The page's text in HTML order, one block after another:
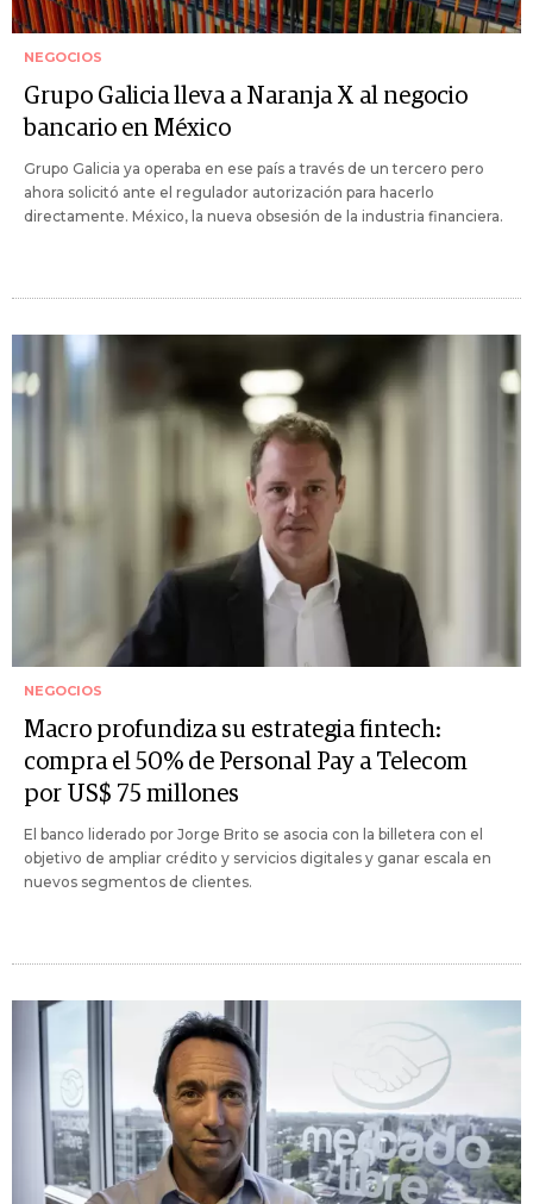
NEGOCIOS
Grupo Galicia lleva a Naranja X al negocio
bancario en México
Grupo Galicia ya operaba en ese país a través de un tercero pero
ahora solicitó ante el regulador autorización para hacerlo
directamente. México, la nueva obsesión de la industria financiera.
NEGOCIOS
Macro profundiza su estrategia fintech:
compra el 50% de Personal Pay a Telecom
por US$ 75 millones
El banco liderado por Jorge Brito se asocia con la billetera con el
objetivo de ampliar crédito y servicios digitales y ganar escala en
nuevos segmentos de clientes.